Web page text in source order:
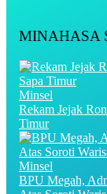
MINAHASA
Minsel
Rekam Jejak
Timur
Minsel
BPU Megah,